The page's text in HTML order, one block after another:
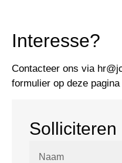
Solliciteren
Interesse?
Contacteer ons via
formulier op deze pagina